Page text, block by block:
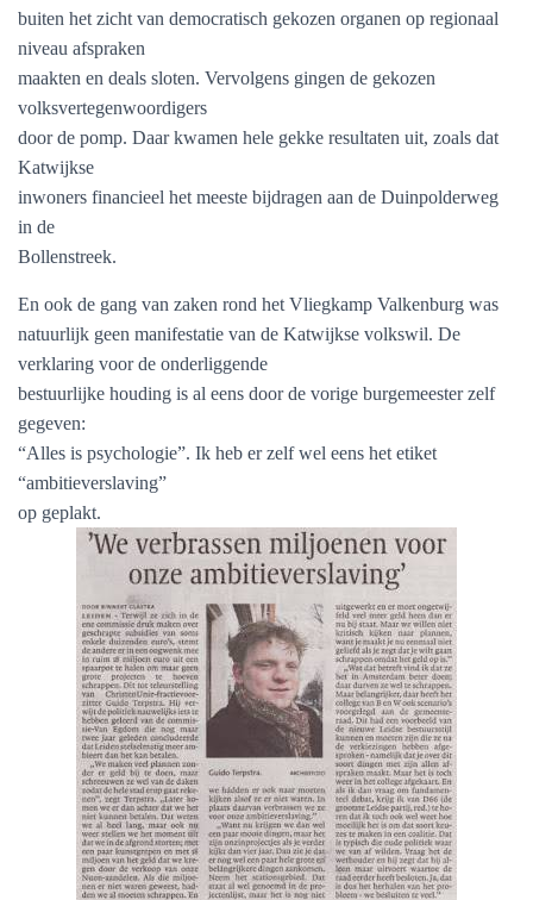
buiten het zicht van democratisch gekozen organen op regionaal
niveau afspraken
maakten en deals sloten. Vervolgens gingen de gekozen
volksvertegenwoordigers
door de pomp. Daar kwamen hele gekke resultaten uit, zoals dat
Katwijkse
inwoners financieel het meeste bijdragen aan de Duinpolderweg
in de
Bollenstreek.
En ook de gang van zaken rond het Vliegkamp Valkenburg was
natuurlijk geen manifestatie van de Katwijkse volkswil. De
verklaring voor de onderliggende
bestuurlijke houding is al eens door de vorige burgemeester zelf
gegeven:
“Alles is psychologie”. Ik heb er zelf wel eens het etiket
“ambitieverslaving”
op geplakt.